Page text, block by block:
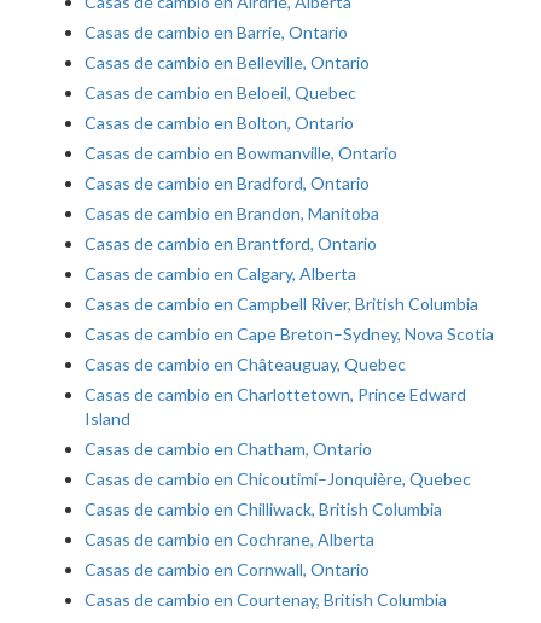
Casas de cambio en Barrie, Ontario
Casas de cambio en Belleville, Ontario
Casas de cambio en Beloeil, Quebec
Casas de cambio en Bolton, Ontario
Casas de cambio en Bowmanville, Ontario
Casas de cambio en Bradford, Ontario
Casas de cambio en Brandon, Manitoba
Casas de cambio en Brantford, Ontario
Casas de cambio en Calgary, Alberta
Casas de cambio en Campbell River, British Columbia
Casas de cambio en Cape Breton–Sydney, Nova Scotia
Casas de cambio en Châteauguay, Quebec
Casas de cambio en Charlottetown, Prince Edward
Island
Casas de cambio en Chatham, Ontario
Casas de cambio en Chicoutimi–Jonquière, Quebec
Casas de cambio en Chilliwack, British Columbia
Casas de cambio en Cochrane, Alberta
Casas de cambio en Cornwall, Ontario
Casas de cambio en Courtenay, British Columbia